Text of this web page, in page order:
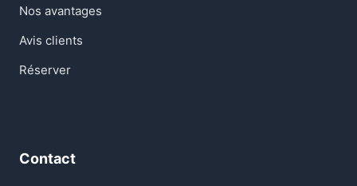
Nos avantages
Avis clients
Réserver
Contact